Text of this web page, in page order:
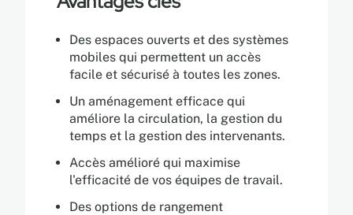
Des espaces ouverts et des systèmes
mobiles qui permettent un accès
facile et sécurisé à toutes les zones.
Un aménagement efficace qui
améliore la circulation, la gestion du
temps et la gestion des intervenants.
Accès amélioré qui maximise
l'efficacité de vos équipes de travail.
Des options de rangement